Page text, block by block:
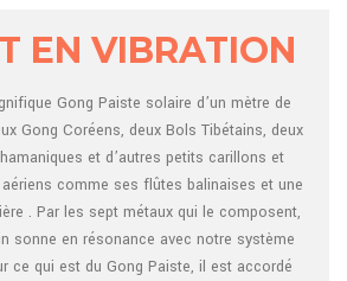
EN VIBRATION
Gong Paiste solaire d’un mètre de
Gong Coréens, deux Bols Tibétains, deux
et d’autres petits carillons et
comme ses flûtes balinaises et une
. Par les sept métaux qui le composent,
sonne en résonance avec notre système
ce qui est du Gong Paiste, il est accordé